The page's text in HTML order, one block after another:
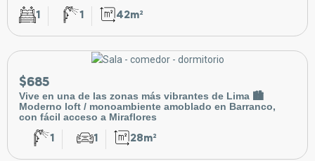
1 1 42m²
$685
Vive en una de las zonas más vibrantes de Lima 🏙️
Moderno loft / monoambiente amoblado en Barranco,
con fácil acceso a Miraflores
1 1 28m²